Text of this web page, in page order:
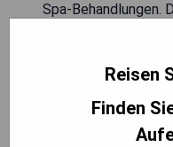
Spa-Behandlungen.
und Bolghatty
ist. Das Hotel liegt
und 1,5 km vom
Reisen
Finden